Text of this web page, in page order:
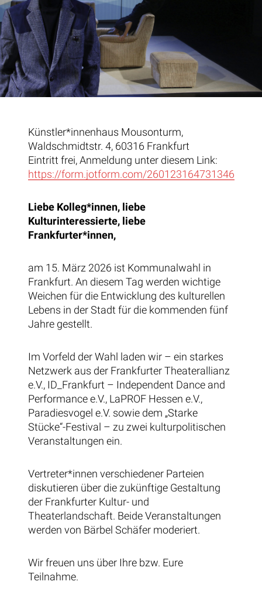
Künstler*innenhaus Mousonturm,
Waldschmidtstr. 4, 60316 Frankfurt
Eintritt frei, Anmeldung unter diesem Link:
https://form.jotform.com/260123164731346
Liebe Kolleg*innen, liebe
Kulturinteressierte, liebe
Frankfurter*innen,
am 15. März 2026 ist Kommunalwahl in
Frankfurt. An diesem Tag werden wichtige
Weichen für die Entwicklung des kulturellen
Lebens in der Stadt für die kommenden fünf
Jahre gestellt.
Im Vorfeld der Wahl laden wir – ein starkes
Netzwerk aus der Frankfurter Theaterallianz
e.V., ID_Frankfurt – Independent Dance and
Performance e.V., LaPROF Hessen e.V.,
Paradiesvogel e.V. sowie dem „Starke
Stücke“-Festival – zu zwei kulturpolitischen
Veranstaltungen ein.
Vertreter*innen verschiedener Parteien
diskutieren über die zukünftige Gestaltung
der Frankfurter Kultur- und
Theaterlandschaft. Beide Veranstaltungen
werden von Bärbel Schäfer moderiert.
Wir freuen uns über Ihre bzw. Eure
Teilnahme.